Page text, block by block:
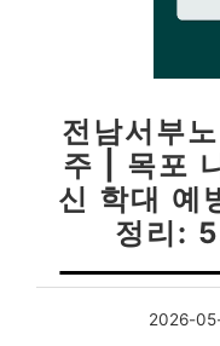
전남서부
주 | 목포
신 학대 예
정리:
2026-